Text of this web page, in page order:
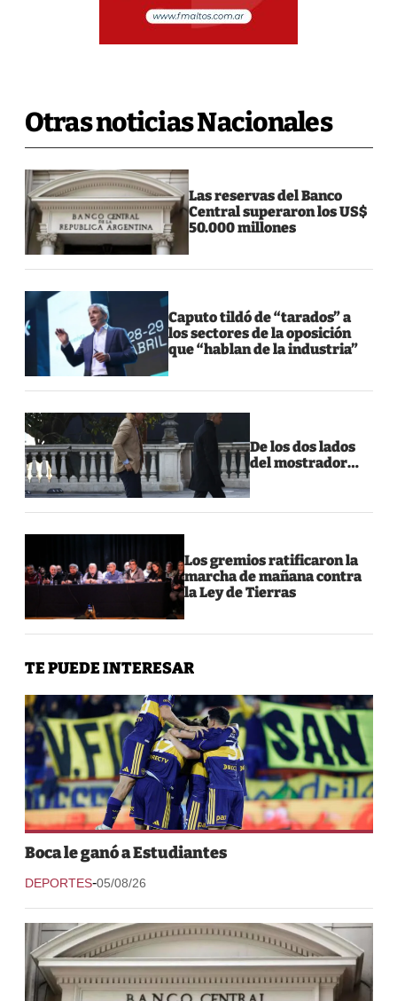
Otras noticias Nacionales
Las reservas del Banco
Central superaron los US$
50.000 millones
Caputo tildó de “tarados” a
los sectores de la oposición
que “hablan de la industria”
De los dos lados
del mostrador…
Los gremios ratificaron la
marcha de mañana contra
la Ley de Tierras
TE PUEDE INTERESAR
Boca le ganó a Estudiantes
DEPORTES-05/08/26